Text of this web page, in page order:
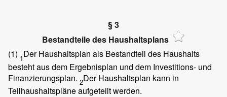
§ 3
Bestandteile des Haushaltsplans
(1) 1Der Haushaltsplan als Bestandteil des Haushalts
besteht aus dem Ergebnisplan und dem Investitions- und
Finanzierungsplan. 2Der Haushaltsplan kann in
Teilhaushaltspläne aufgeteilt werden.